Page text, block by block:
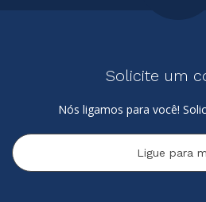
Solicite um
Nós ligamos para você!
Ligue para